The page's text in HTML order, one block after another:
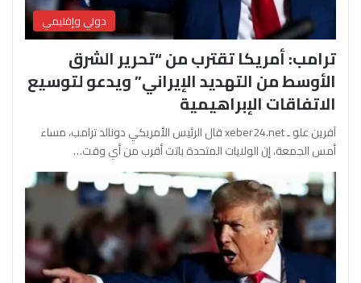
دولي وإقليمي
ترامب: أمريكا تقترب من “تحرير الشرق
الأوسط من التهديد الإيراني” ويدعو لتوسيع
الاتفاقات الإبراهيمية
آفرين علو ـ xeber24.net قال الرئيس الأمريكي دونالد ترامب، مساء
أمس الجمعة، إن الولايات المتحدة باتت أقرب من أي وقت…